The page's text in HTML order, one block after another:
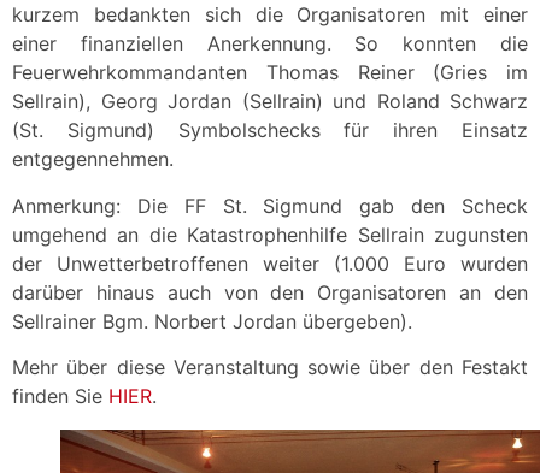
kurzem bedankten sich die Organisatoren mit einer
einer finanziellen Anerkennung. So konnten die
Feuerwehrkommandanten Thomas Reiner (Gries im
Sellrain), Georg Jordan (Sellrain) und Roland Schwarz
(St. Sigmund) Symbolschecks für ihren Einsatz
entgegennehmen.
Anmerkung: Die FF St. Sigmund gab den Scheck
umgehend an die Katastrophenhilfe Sellrain zugunsten
der Unwetterbetroffenen weiter (1.000 Euro wurden
darüber hinaus auch von den Organisatoren an den
Sellrainer Bgm. Norbert Jordan übergeben).
Mehr über diese Veranstaltung sowie über den Festakt
finden Sie HIER.